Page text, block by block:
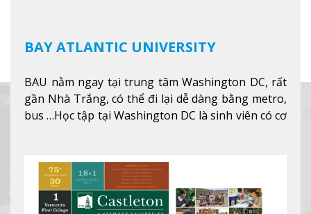
BAY ATLANTIC UNIVERSITY
BAU nằm ngay tại trung tâm Washington DC, rất
gần Nhà Trắng, có thể đi lại dễ dàng bằng metro,
bus …Học tập tại Washington DC là sinh viên có cơ
nghiệp ở Mỹ, #7 thành phố an toàn nhất trên Thế
Xem thêm